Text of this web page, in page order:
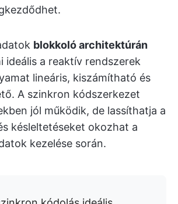
blokkoló architektúrán
ideális a reaktív rendszerek
lineáris, kiszámítható és
A szinkron kódszerkezet
jól működik, de lassíthatja a
késleltetéseket okozhat a
kezelése során.